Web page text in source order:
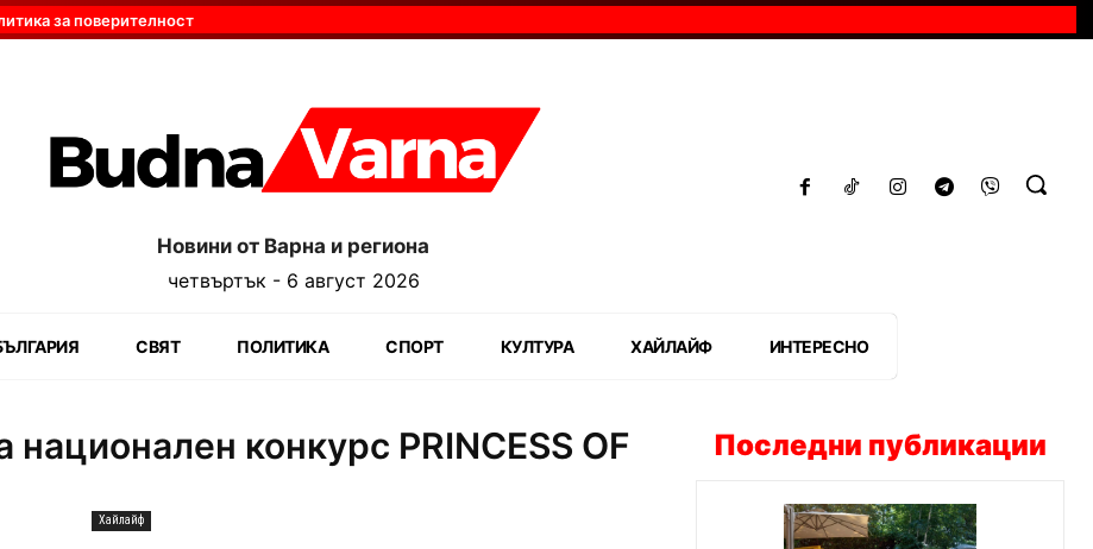
за поверителност
Новини от Варна и региона
четвъртък - 6 август 2026
СВЯТ ПОЛИТИКА СПОРТ КУЛТУРА ХАЙЛАЙФ ИНТЕРЕСНО
конкурс PRINCESS OF
Хайлайф
Последни публикации